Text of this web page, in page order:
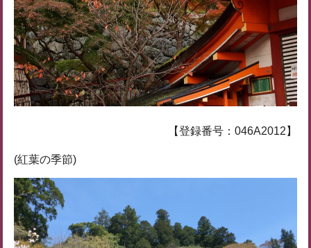
【登録番号：046A2012】
(紅葉の季節)